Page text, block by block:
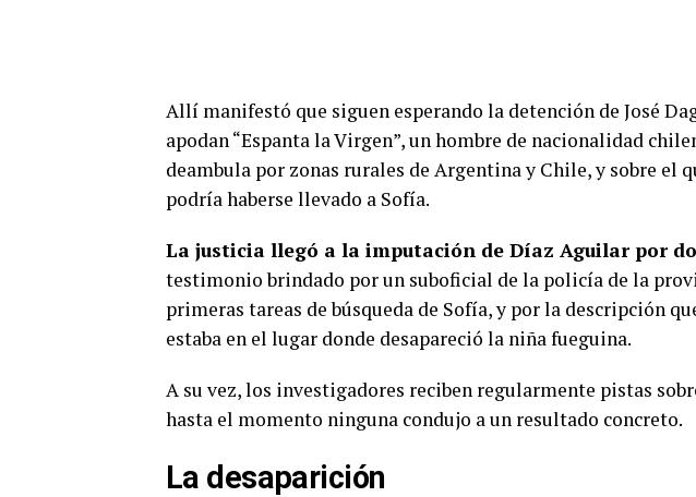
Allí manifestó que siguen esperando la detención de José
apodan “Espanta la Virgen”, un hombre de nacionalidad
deambula por zonas rurales de Argentina y Chile, y sobre el
podría haberse llevado a Sofía.
La justicia llegó a la imputación de Díaz Aguilar por
testimonio brindado por un suboficial de la policía de la
primeras tareas de búsqueda de Sofía, y por la descripción
estaba en el lugar donde desapareció la niña fueguina.
A su vez, los investigadores reciben regularmente pistas
hasta el momento ninguna condujo a un resultado concreto.
La desaparición